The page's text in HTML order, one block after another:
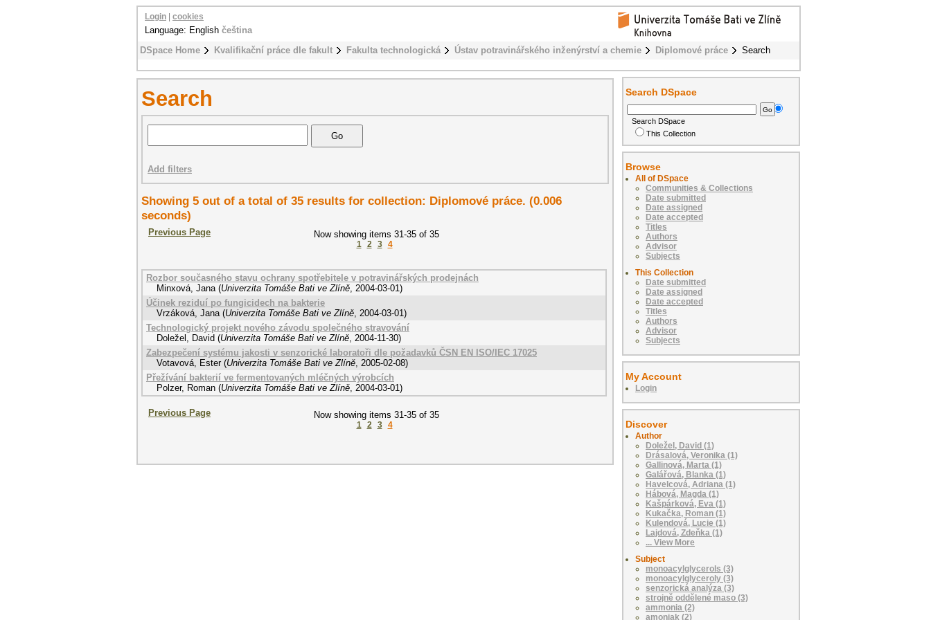
DSpace Home Kvalifikační práce dle fakult Fakulta technologická Ústav potravinářského inženýrství a chemie Diplomové práce Search
Login cookies
Language: English čeština
Search
Add filters
Showing 5 out of a total of 35 results for collection: Diplomové práce. (0.006
seconds)
Previous Page Now showing items 31-35 of 35
1 2 3 4
Rozbor současného stavu ochrany spotřebitele v potravinářských prodejnách
Minxová, Jana (Univerzita Tomáše Bati ve Zlíně, 2004-03-01)
Účinek reziduí po fungicidech na bakterie
Vrzáková, Jana (Univerzita Tomáše Bati ve Zlíně, 2004-03-01)
Technologický projekt nového závodu společného stravování
Doležel, David (Univerzita Tomáše Bati ve Zlíně, 2004-11-30)
Zabezpečení systému jakosti v senzorické laboratoři dle požadavků ČSN EN ISO/IEC 17025
Votavová, Ester (Univerzita Tomáše Bati ve Zlíně, 2005-02-08)
Přežívání bakterií ve fermentovaných mléčných výrobcích
Polzer, Roman (Univerzita Tomáše Bati ve Zlíně, 2004-03-01)
Previous Page Now showing items 31-35 of 35
1 2 3 4
Search DSpace
Search DSpace
This Collection
Browse
All of DSpace
Communities & Collections
Date submitted
Date assigned
Date accepted
Titles
Authors
Advisor
Subjects
This Collection
Date submitted
Date assigned
Date accepted
Titles
Authors
Advisor
Subjects
My Account
Login
Discover
Author
Doležel, David (1)
Drásalová, Veronika (1)
Gallinová, Marta (1)
Galářová, Blanka (1)
Havelcová, Adriana (1)
Hábová, Magda (1)
Kašpárková, Eva (1)
Kukačka, Roman (1)
Kulendová, Lucie (1)
Lajdová, Zdeňka (1)
... View More
Subject
monoacylglycerols (3)
monoacylglyceroly (3)
senzorická analýza (3)
strojně oddělené maso (3)
ammonia (2)
amoniak (2)